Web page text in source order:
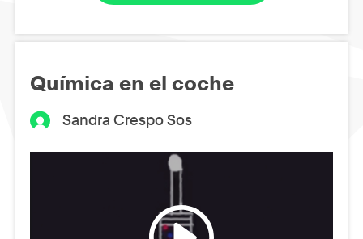
Química en el coche
Sandra Crespo Sos